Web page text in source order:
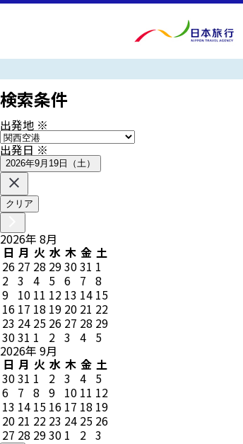
検索条件
出発地 ※
出発日※
2026年9月19日（土）
クリア
2026年 8月
日 月 火 水 木 金 土
26 27 28 293031 1
2 3 4 5 6 7 8
9 10 11 12 13 14 15
16 17 18 19 20 21 22
23 24 25 26 27 28 29
3031 1 2 3 4 5
2026年 9月
日 月 火 水 木 金 土
3031 1 2 3 4 5
6 7 8 9 10 11 12
13 14 15 16 17 18 19
20 21 22 23 24 25 26
27 28 2930 1 2 3